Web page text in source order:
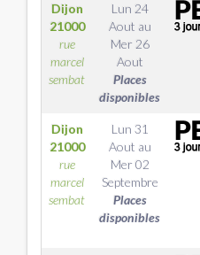
Dijon
21000
rue
marcel
sembat
Lun 24
Aout au
Mer 26
Aout
Places
disponibles
Dijon
21000
rue
marcel
sembat
Lun 31
Aout au
Mer 02
Septembre
Places
disponibles